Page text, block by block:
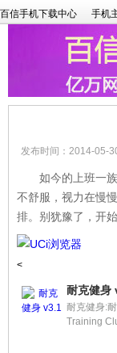
百信手机下载中心 手机
发布时间：2014-05-
如今的上班一族
不舒服，视力在慢
排。别犹豫了，开
<
耐克健身
耐克健身:
Training